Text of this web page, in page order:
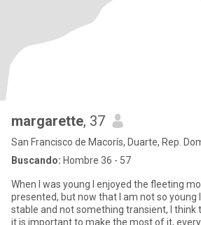
margarette, 37
San Francisco de Macorís, Duarte, Rep.
Buscando: Hombre 36 - 57
When I was young I enjoyed the fleeting
presented, but now that I am not so young
stable and not something transient, I think
it is important to make the most of it,